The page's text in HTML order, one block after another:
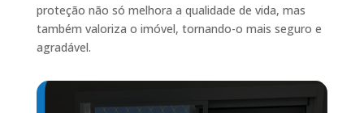
proteção não só melhora a qualidade de vida, mas
também valoriza o imóvel, tornando-o mais seguro e
agradável.